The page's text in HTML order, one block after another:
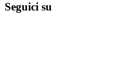
Seguici su